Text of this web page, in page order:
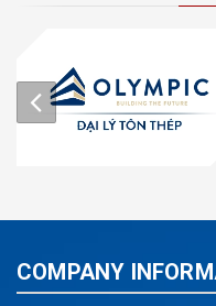
COMPANY